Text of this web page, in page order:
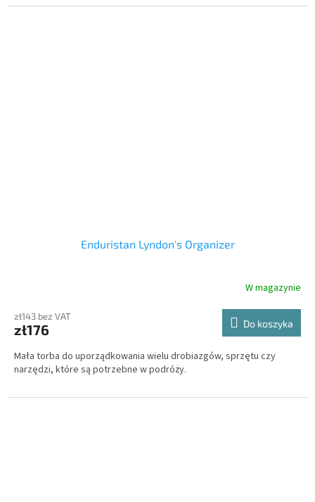
Enduristan Lyndon's Organizer
W magazynie
zł143 bez VAT
zł176 Do koszyka
Mała torba do uporządkowania wielu drobiazgów, sprzętu czy
narzędzi, które są potrzebne w podróży.